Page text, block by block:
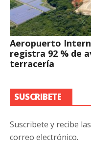
Aeropuerto
registra 92 % de
terracería
SUSCRIBETE
Suscribete y recibe
correo electrónico.